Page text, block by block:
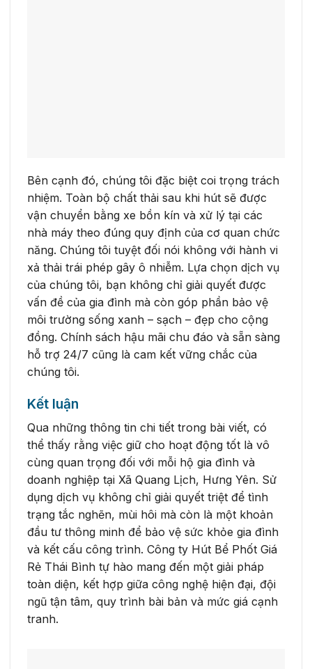
Bên cạnh đó, chúng tôi đặc biệt coi trọng trách
nhiệm. Toàn bộ chất thải sau khi hút sẽ được
vận chuyển bằng xe bồn kín và xử lý tại các
nhà máy theo đúng quy định của cơ quan chức
năng. Chúng tôi tuyệt đối nói không với hành vi
xả thải trái phép gây ô nhiễm. Lựa chọn dịch vụ
của chúng tôi, bạn không chỉ giải quyết được
vấn đề của gia đình mà còn góp phần bảo vệ
môi trường sống xanh – sạch – đẹp cho cộng
đồng. Chính sách hậu mãi chu đáo và sẵn sàng
hỗ trợ 24/7 cũng là cam kết vững chắc của
chúng tôi.
Kết luận
Qua những thông tin chi tiết trong bài viết, có
thể thấy rằng việc giữ cho hoạt động tốt là vô
cùng quan trọng đối với mỗi hộ gia đình và
doanh nghiệp tại Xã Quang Lịch, Hưng Yên. Sử
dụng dịch vụ không chỉ giải quyết triệt để tình
trạng tắc nghẽn, mùi hôi mà còn là một khoản
đầu tư thông minh để bảo vệ sức khỏe gia đình
và kết cấu công trình. Công ty Hút Bể Phốt Giá
Rẻ Thái Bình tự hào mang đến một giải pháp
toàn diện, kết hợp giữa công nghệ hiện đại, đội
ngũ tận tâm, quy trình bài bản và mức giá cạnh
tranh.